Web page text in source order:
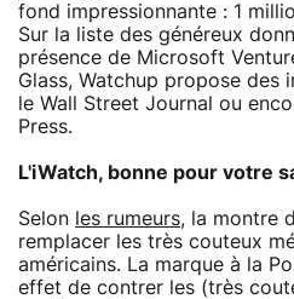
fond impressionnante : 1
Sur la liste des généreux
présence de Microsoft
Glass, Watchup propose des
le Wall Street Journal ou
Press.
L'iWatch, bonne pour votre
Selon les rumeurs, la montre
remplacer les très couteux
américains. La marque à la
effet de contrer les (très